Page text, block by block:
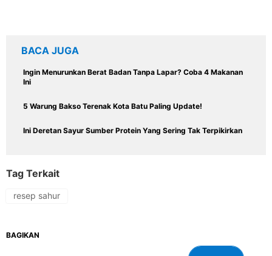
BACA JUGA
Ingin Menurunkan Berat Badan Tanpa Lapar? Coba 4 Makanan
Ini
5 Warung Bakso Terenak Kota Batu Paling Update!
Ini Deretan Sayur Sumber Protein Yang Sering Tak Terpikirkan
Tag Terkait
resep sahur
BAGIKAN